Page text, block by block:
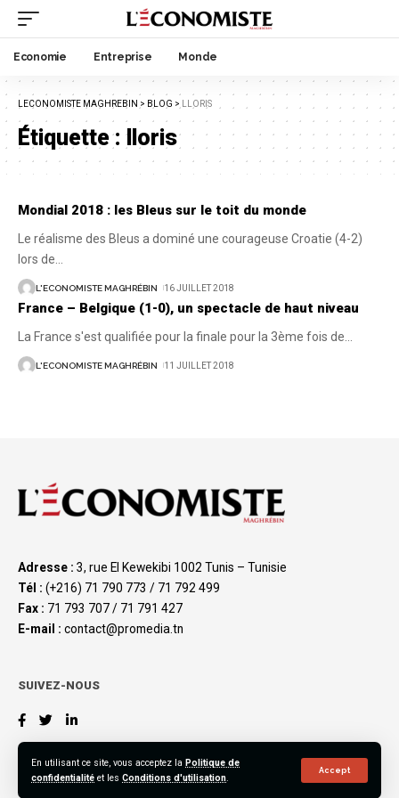
En utilisant ce site, vous acceptez la Politique de
confidentialité et les Conditions d'utilisation.
Accept
Economie Entreprise Monde
LECONOMISTE MAGHREBIN > BLOG > LLORIS
Étiquette :lloris
Mondial 2018 : les Bleus sur le toit du monde
Le réalisme des Bleus a dominé une courageuse Croatie (4-2)
lors de
L'ECONOMISTE MAGHRÉBIN 16 JUILLET 2018
France – Belgique (1-0), un spectacle de haut niveau
La France s'est qualifiée pour la finale pour la 3ème fois de
L'ECONOMISTE MAGHRÉBIN 11 JUILLET 2018
Adresse : 3, rue El Kewekibi 1002 Tunis – Tunisie
Tél : (+216) 71 790 773 / 71 792 499
Fax : 71 793 707 / 71 791 427
E-mail : contact@promedia.tn
SUIVEZ-NOUS
©2023 L’Économiste Maghrébin, All Rights Reserved